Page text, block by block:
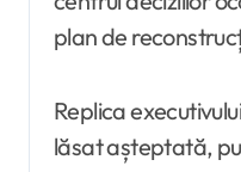
plan de
Replica
lăsat așteptată,